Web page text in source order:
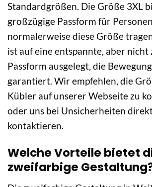
Standardgrößen. Die Größe 3XL
großzügige Passform für
normalerweise diese Größe
ist auf eine entspannte, aber nicht
Passform ausgelegt, die
garantiert. Wir empfehlen, die
Kübler auf unserer Webseite zu
oder uns bei Unsicherheiten
kontaktieren.
Welche Vorteile bietet
zweifarbige